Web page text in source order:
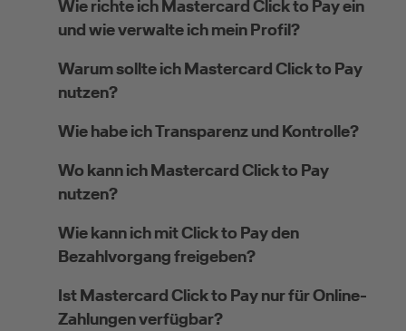
Wie richte ich Mastercard Click to Pay ein
und wie verwalte ich mein Profil?
Warum sollte ich Mastercard Click to Pay
nutzen?
Wie habe ich Transparenz und Kontrolle?
Wo kann ich Mastercard Click to Pay
nutzen?
Wie kann ich mit Click to Pay den
Bezahlvorgang freigeben?
Ist Mastercard Click to Pay nur für Online-
Zahlungen verfügbar?